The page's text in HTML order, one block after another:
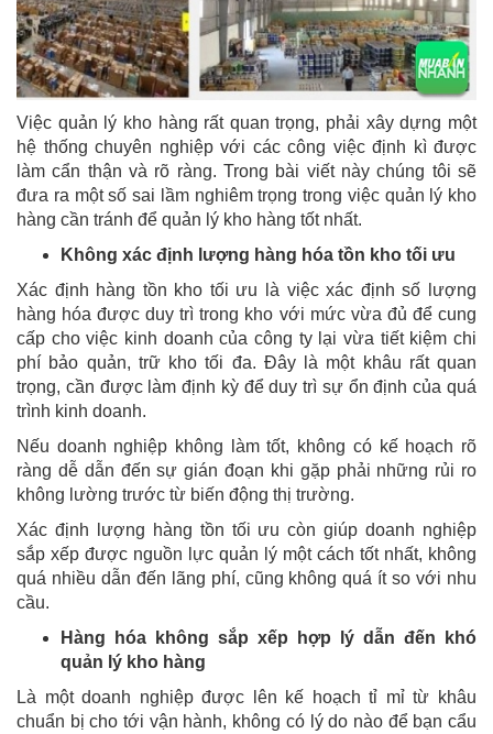
Việc quản lý kho hàng rất quan trọng, phải xây dựng một
hệ thống chuyên nghiệp với các công việc định kì được
làm cẩn thận và rõ ràng. Trong bài viết này chúng tôi sẽ
đưa ra một số sai lầm nghiêm trọng trong việc quản lý kho
hàng cần tránh để quản lý kho hàng tốt nhất.
Không xác định lượng hàng hóa tồn kho tối ưu
Xác định hàng tồn kho tối ưu là việc xác định số lượng
hàng hóa được duy trì trong kho với mức vừa đủ để cung
cấp cho việc kinh doanh của công ty lại vừa tiết kiệm chi
phí bảo quản, trữ kho tối đa. Đây là một khâu rất quan
trọng, cần được làm định kỳ để duy trì sự ổn định của quá
trình kinh doanh.
Nếu doanh nghiệp không làm tốt, không có kế hoạch rõ
ràng dễ dẫn đến sự gián đoạn khi gặp phải những rủi ro
không lường trước từ biến động thị trường.
Xác định lượng hàng tồn tối ưu còn giúp doanh nghiệp
sắp xếp được nguồn lực quản lý một cách tốt nhất, không
quá nhiều dẫn đến lãng phí, cũng không quá ít so với nhu
cầu.
Hàng hóa không sắp xếp hợp lý dẫn đến khó
quản lý kho hàng
Là một doanh nghiệp được lên kế hoạch tỉ mỉ từ khâu
chuẩn bị cho tới vận hành, không có lý do nào để bạn cẩu